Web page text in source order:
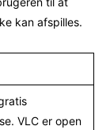
kan afspilles.
VLC er open